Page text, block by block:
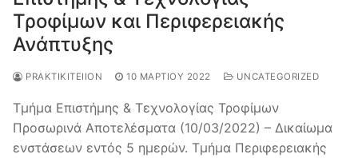
Τροφίμων και Περιφερειακής
Ανάπτυξης
PRAKTIKITEIION 10 ΜΑΡΤΊΟΥ 2022 UNCATEGORIZED
Τμήμα Επιστήμης & Τεχνολογίας Τροφίμων
Προσωρινά Αποτελέσματα (10/03/2022) – Δικαίωμα
ενστάσεων εντός 5 ημερών. Τμήμα Περιφερειακής